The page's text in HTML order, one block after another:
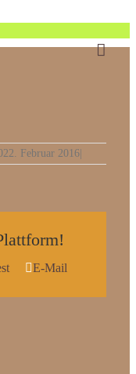
22. Februar 2016
E-Mail